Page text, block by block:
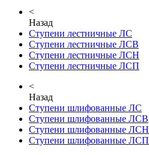
<
Назад
Ступени лестничные ЛС
Ступени лестничные ЛСВ
Ступени лестничные ЛСН
Ступени лестничные ЛСП
<
Назад
Ступени шлифованные ЛС
Ступени шлифованные ЛСВ
Ступени шлифованные ЛСН
Ступени шлифованные ЛСП